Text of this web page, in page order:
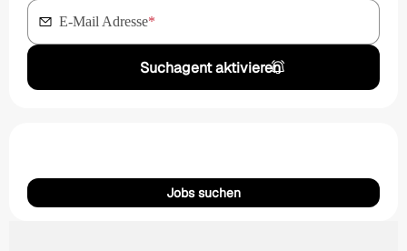
E-Mail Adresse*
Suchagent aktivieren
Jobs suchen